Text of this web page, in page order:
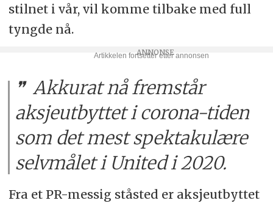
stilnet i vår, vil komme tilbake med full
tyngde nå.
Akkurat nå fremstår
aksjeutbyttet i corona-tiden
som det mest spektakulære
selvmålet i United i 2020.
Fra et PR-messig ståsted er aksjeutbyttet